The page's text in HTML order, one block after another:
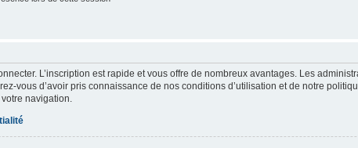
L’inscription est rapide et vous offre de nombreux avantages. Les
vous d’avoir pris connaissance de nos conditions d’utilisation et de notre
navigation.